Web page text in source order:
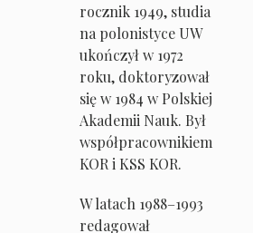
rocznik 1949, studia
na polonistyce UW
ukończył w 1972
roku, doktoryzował
się w 1984 w Polskiej
Akademii Nauk. Był
współpracownikiem
KOR i KSS KOR.
W latach 1988–1993
redagował